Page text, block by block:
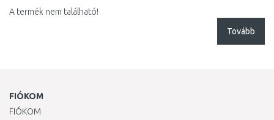
A termék nem található!
Tovább
FIÓKOM
FIÓKOM